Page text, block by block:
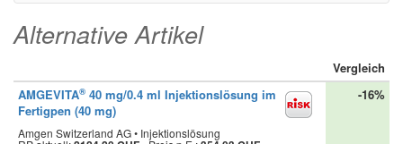
Alternative Artikel
Vergleich
AMGEVITA® 40 mg/0.4 ml Injektionslösung im
Fertigpen (40 mg)
Amgen Switzerland AG • Injektionslösung
-16%